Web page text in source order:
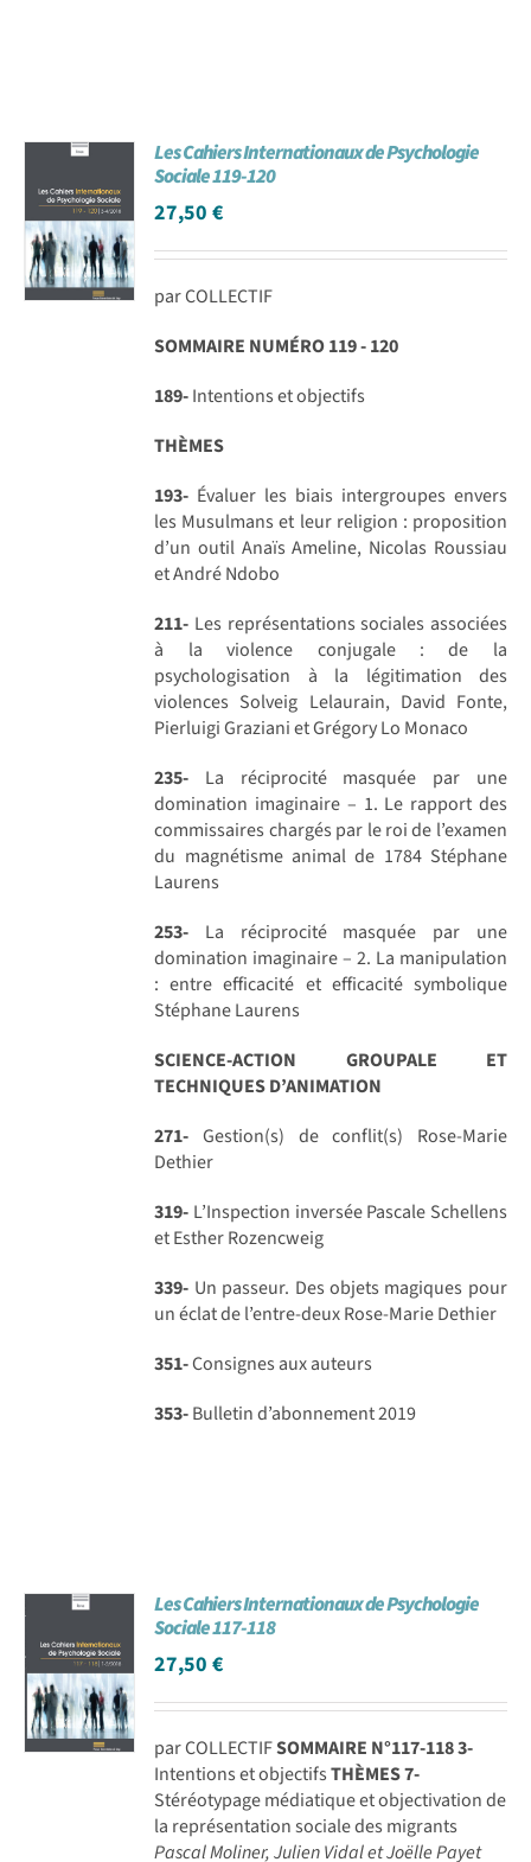
Les Cahiers Internationaux de Psychologie
Sociale 119-120
27,50€
par COLLECTIF
SOMMAIRE NUMÉRO 119 - 120
189-Intentions et objectifs
THÈMES
193- Évaluer les biais intergroupes envers
les Musulmans et leur religion : proposition
d’un outil Anaïs Ameline, Nicolas Roussiau
et André Ndobo
211- Les représentations sociales associées
à la violence conjugale : de la
psychologisation à la légitimation des
violences Solveig Lelaurain, David Fonte,
Pierluigi Graziani et Grégory Lo Monaco
235- La réciprocité masquée par une
domination imaginaire – 1. Le rapport des
commissaires chargés par le roi de l’examen
du magnétisme animal de 1784 Stéphane
Laurens
253- La réciprocité masquée par une
domination imaginaire – 2. La manipulation
: entre efficacité et efficacité symbolique
Stéphane Laurens
SCIENCE-ACTION GROUPALE ET
TECHNIQUES D’ANIMATION
271- Gestion(s) de conflit(s) Rose-Marie
Dethier
319- L’Inspection inversée Pascale Schellens
et Esther Rozencweig
339- Un passeur. Des objets magiques pour
un éclat de l’entre-deux Rose-Marie Dethier
351-Consignes aux auteurs
353-Bulletin d’abonnement 2019
Les Cahiers Internationaux de Psychologie
Sociale 117-118
27,50€
par COLLECTIFSOMMAIRE N°117-1183-
Intentions et objectifsTHÈMES7-
Stéréotypage médiatique et objectivation de
la représentation sociale des migrants
Pascal Moliner, Julien Vidal et Joëlle Payet